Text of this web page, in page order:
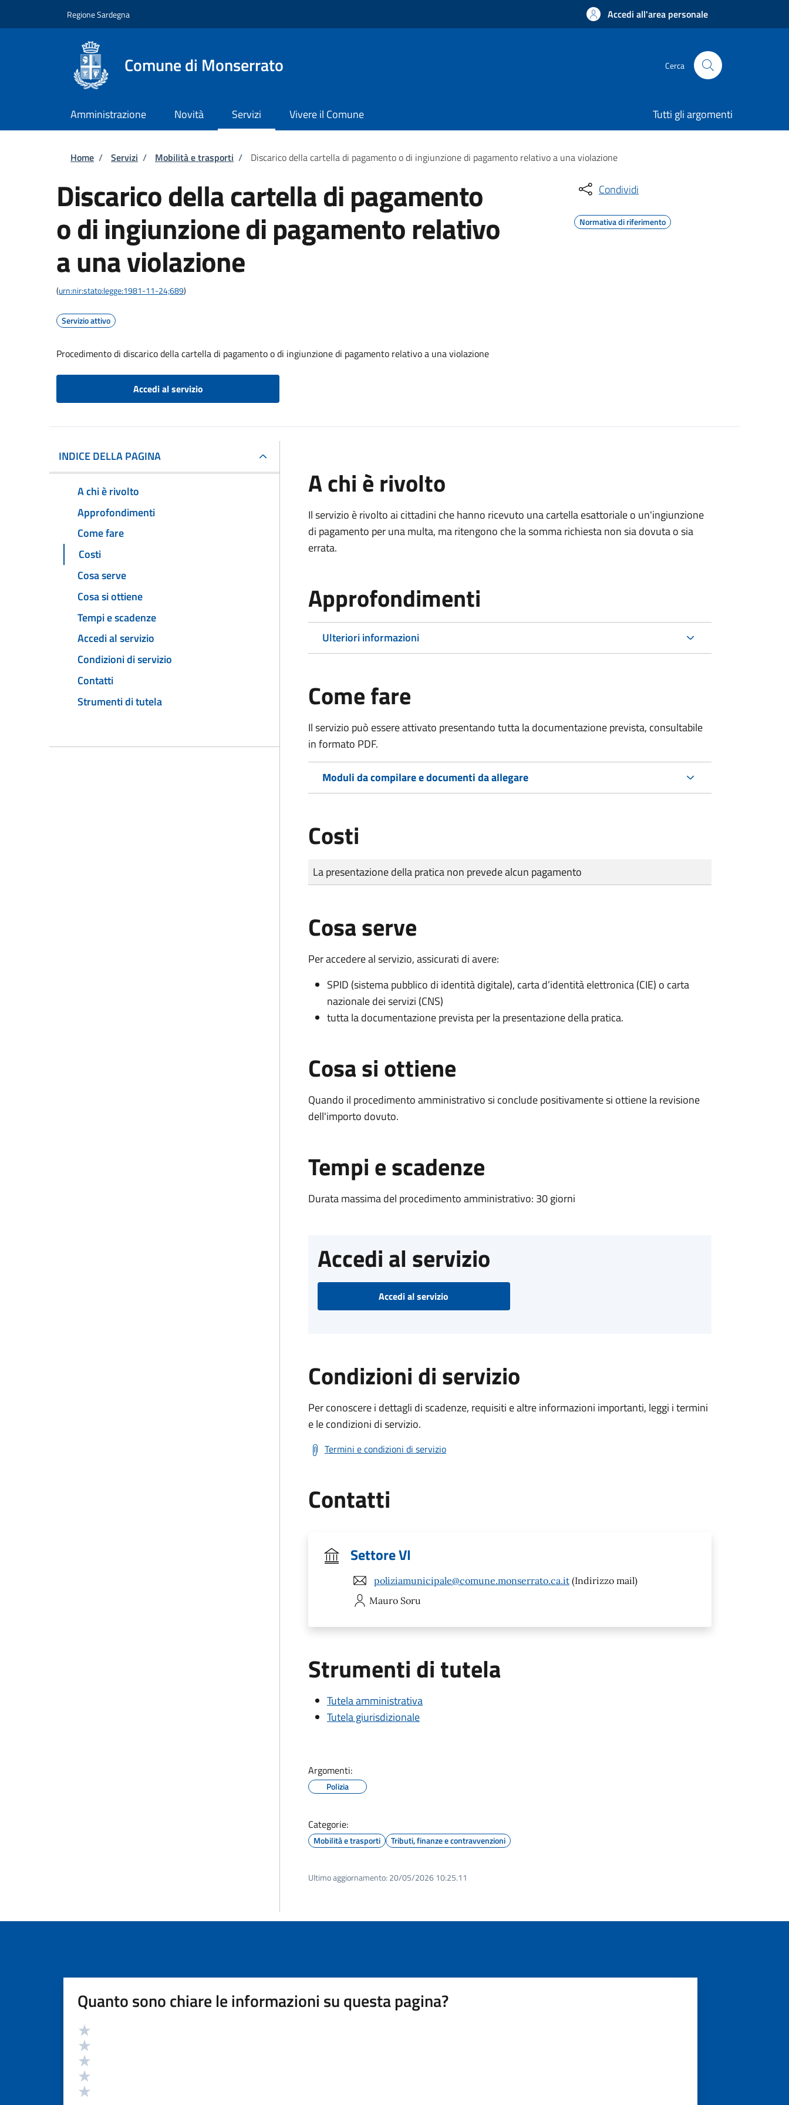
Regione Sardegna Accedi all'area personale
Comune di Monserrato Cerca
Amministrazione Novità Servizi Vivere il Comune Tutti gli argomenti
Briciole di pane
Home / Servizi / Mobilità e trasporti / Discarico della cartella di pagamento o di ingiunzione di pagamento relativo a una violazione
Discarico della cartella di pagamento
o di ingiunzione di pagamento relativo
a una violazione
(urn:nir:stato:legge:1981-11-24;689)
Servizio attivo
Procedimento di discarico della cartella di pagamento o di ingiunzione di pagamento relativo a una violazione
Accedi al servizio
Condividi
Normativa di riferimento
INDICE DELLA PAGINA
A chi è rivolto
Approfondimenti
Come fare
Costi
Cosa serve
Cosa si ottiene
Tempi e scadenze
Accedi al servizio
Condizioni di servizio
Contatti
Strumenti di tutela
A chi è rivolto
Il servizio è rivolto ai cittadini che hanno ricevuto una cartella esattoriale o un'ingiunzione
di pagamento per una multa, ma ritengono che la somma richiesta non sia dovuta o sia
errata.
Approfondimenti
Ulteriori informazioni
Come fare
Il servizio può essere attivato presentando tutta la documentazione prevista, consultabile
in formato PDF.
Moduli da compilare e documenti da allegare
Costi
Tipo di pagamento
Importo
La presentazione della pratica non prevede alcun pagamento
Cosa serve
Per accedere al servizio, assicurati di avere:
SPID (sistema pubblico di identità digitale), carta d’identità elettronica (CIE) o carta
nazionale dei servizi (CNS)
tutta la documentazione prevista per la presentazione della pratica.
Cosa si ottiene
Quando il procedimento amministrativo si conclude positivamente si ottiene la revisione
dell'importo dovuto.
Tempi e scadenze
Durata massima del procedimento amministrativo: 30 giorni
Accedi al servizio
Accedi al servizio
Condizioni di servizio
Per conoscere i dettagli di scadenze, requisiti e altre informazioni importanti, leggi i termini
e le condizioni di servizio.
Termini e condizioni di servizio
Contatti
Settore VI
poliziamunicipale@comune.monserrato.ca.it (Indirizzo mail)
Mauro Soru
Strumenti di tutela
Tutela amministrativa
Tutela giurisdizionale
Argomenti:
Polizia
Categorie:
Mobilità e trasporti Tributi, finanze e contravvenzioni
Ultimo aggiornamento: 20/05/2026 10:25.11
Quanto sono chiare le informazioni su questa pagina?
Valutazione